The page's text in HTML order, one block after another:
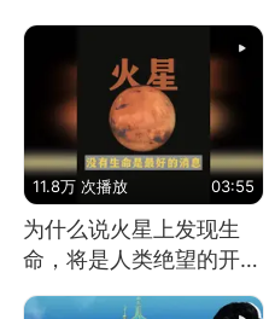
11.8万 次播放 03:55
为什么说火星上发现生
命，将是人类绝望的开
始？